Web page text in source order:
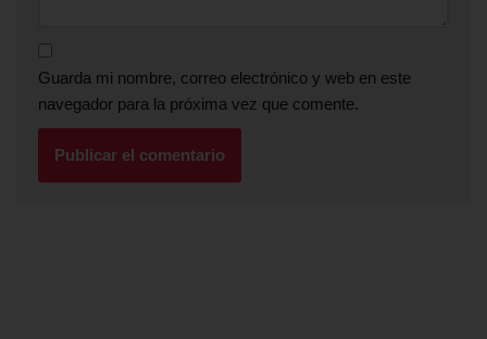
Guarda mi nombre, correo electrónico y web en este
navegador para la próxima vez que comente.